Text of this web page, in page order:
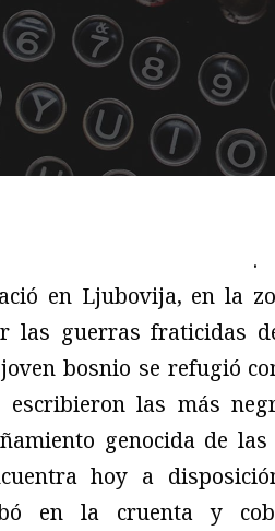
.
en Ljubovija, en la
las guerras fraticidas
bosnio se refugió
escribieron las más
genocida de
hoy a
en la cruenta y